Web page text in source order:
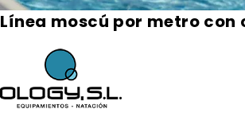
Línea moscú por metro con